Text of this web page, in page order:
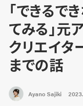
「できるで
てみる」元
クリエイタ
までの話
Ayano Sajiki